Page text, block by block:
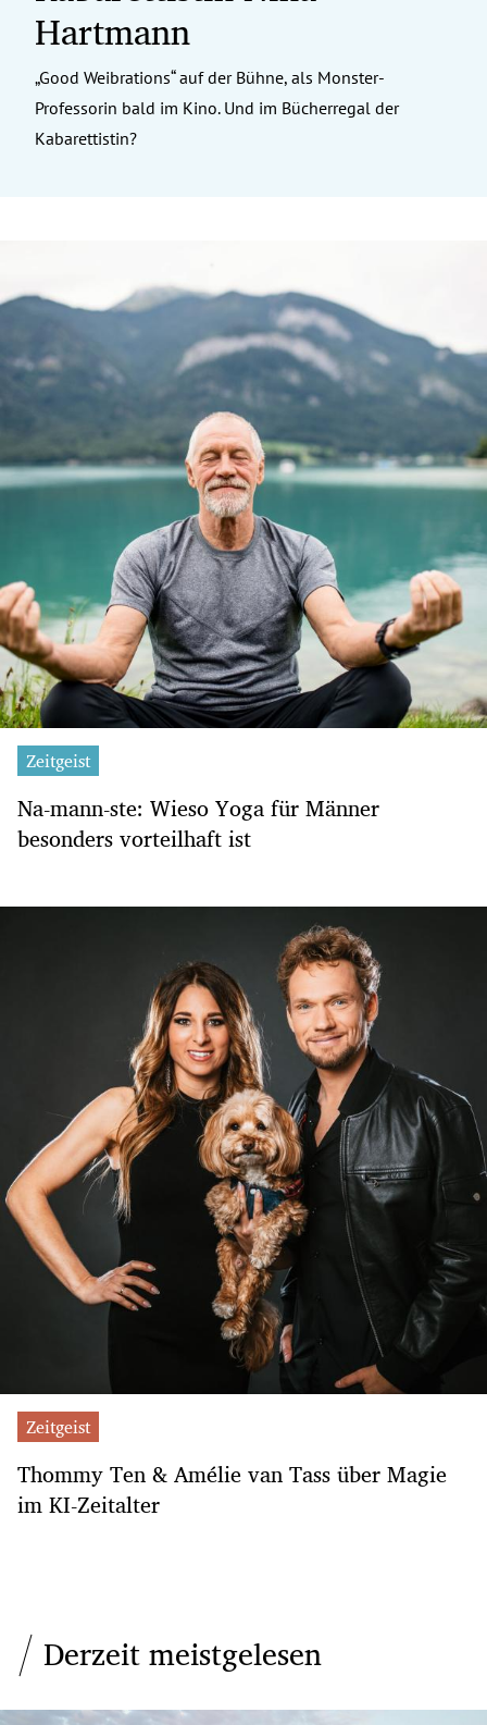
Untermenü
Untermenü
Untermenü
Hartmann
„Good Weibrations“ auf der Bühne, als Monster-
Professorin bald im Kino. Und im Bücherregal der
Kabarettistin?
Zeitgeist
Na-mann-ste: Wieso Yoga für Männer
besonders vorteilhaft ist
Zeitgeist
Thommy Ten & Amélie van Tass über Magie
im KI-Zeitalter
Derzeit meistgelesen